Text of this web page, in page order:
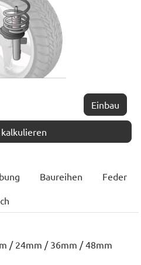
Einbau
Baureihen Feder
/ 24mm / 36mm / 48mm